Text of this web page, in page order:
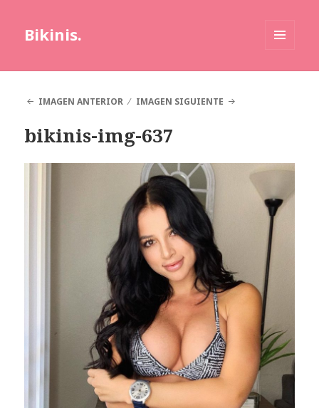
Bikinis.
IMAGEN ANTERIOR
IMAGEN SIGUIENTE
bikinis-img-637